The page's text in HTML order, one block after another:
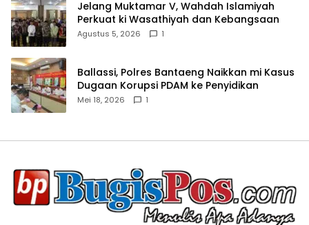
Jelang Muktamar V, Wahdah Islamiyah
Perkuat ki Wasathiyah dan Kebangsaan
Agustus 5, 2026 1
Ballassi, Polres Bantaeng Naikkan mi Kasus
Dugaan Korupsi PDAM ke Penyidikan
Mei 18, 2026 1